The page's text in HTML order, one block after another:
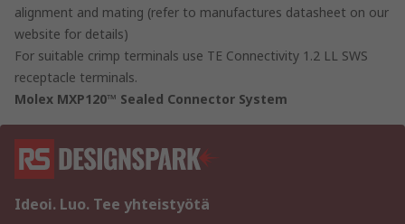
alignment and mating (refer to manufactures datasheet on our
website for details)
For suitable crimp terminals use TE Connectivity 1.2 LL SWS
receptacle terminals.
Molex MXP120™ Sealed Connector System
Ideoi. Luo. Tee yhteistyötä